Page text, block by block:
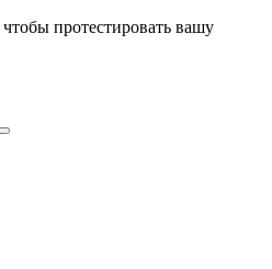
протестировать вашу